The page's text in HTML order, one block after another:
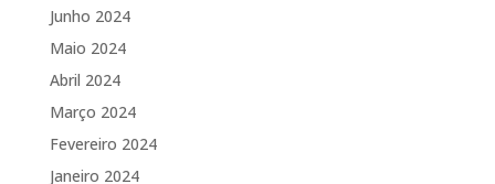
Junho 2024
Maio 2024
Abril 2024
Março 2024
Fevereiro 2024
Janeiro 2024